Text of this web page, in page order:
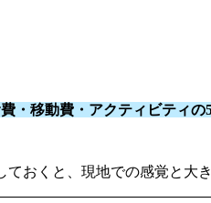
・移動費・アクティビティの
ておくと、現地での感覚と大